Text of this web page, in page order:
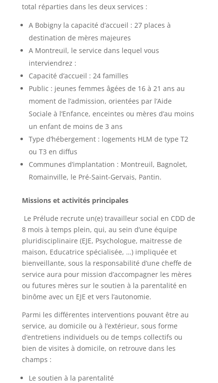
total réparties dans les deux services :
A Bobigny la capacité d’accueil : 27 places à
destination de mères majeures
A Montreuil, le service dans lequel vous
interviendrez :
Capacité d’accueil : 24 familles
Public : jeunes femmes âgées de 16 à 21 ans au
moment de l’admission, orientées par l’Aide
Sociale à l’Enfance, enceintes ou mères d’au moins
un enfant de moins de 3 ans
Type d’hébergement : logements HLM de type T2
ou T3 en diffus
Communes d’implantation : Montreuil, Bagnolet,
Romainville, le Pré-Saint-Gervais, Pantin.
Missions et activités principales
Le Prélude recrute un(e) travailleur social en CDD de
8 mois à temps plein, qui, au sein d’une équipe
pluridisciplinaire (EJE, Psychologue, maitresse de
maison, Educatrice spécialisée, …) impliquée et
bienveillante, sous la responsabilité d’une cheffe de
service aura pour mission d’accompagner les mères
ou futures mères sur le soutien à la parentalité en
binôme avec un EJE et vers l’autonomie.
Parmi les différentes interventions pouvant être au
service, au domicile ou à l’extérieur, sous forme
d’entretiens individuels ou de temps collectifs ou
bien de visites à domicile, on retrouve dans les
champs :
Le soutien à la parentalité